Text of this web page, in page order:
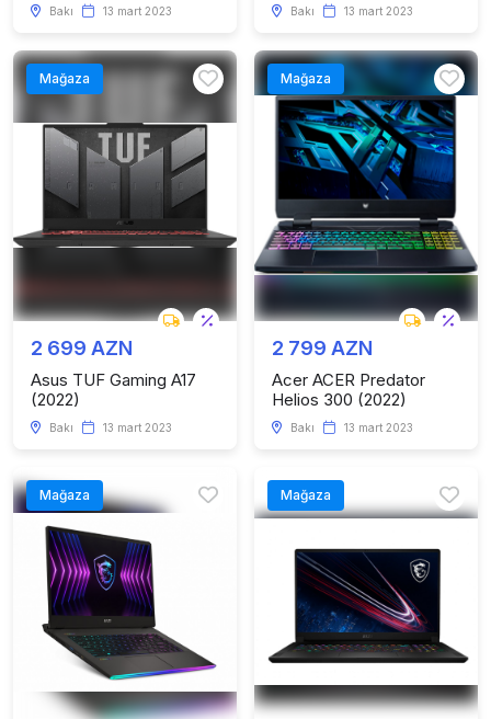
Bakı 13 mart 2023 Bakı 13 mart 2023
Mağaza
2 699 AZN
Asus TUF Gaming A17
(2022)
Bakı 13 mart 2023
Mağaza
2 799 AZN
Acer ACER Predator
Helios 300 (2022)
Bakı 13 mart 2023
Mağaza Mağaza